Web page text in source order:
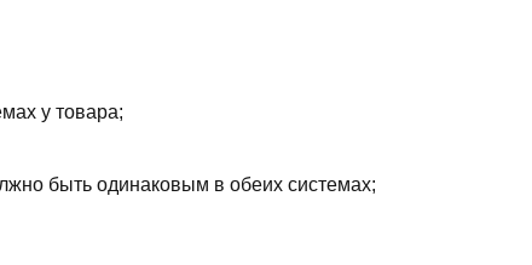
у товара;
быть одинаковым в обеих системах;